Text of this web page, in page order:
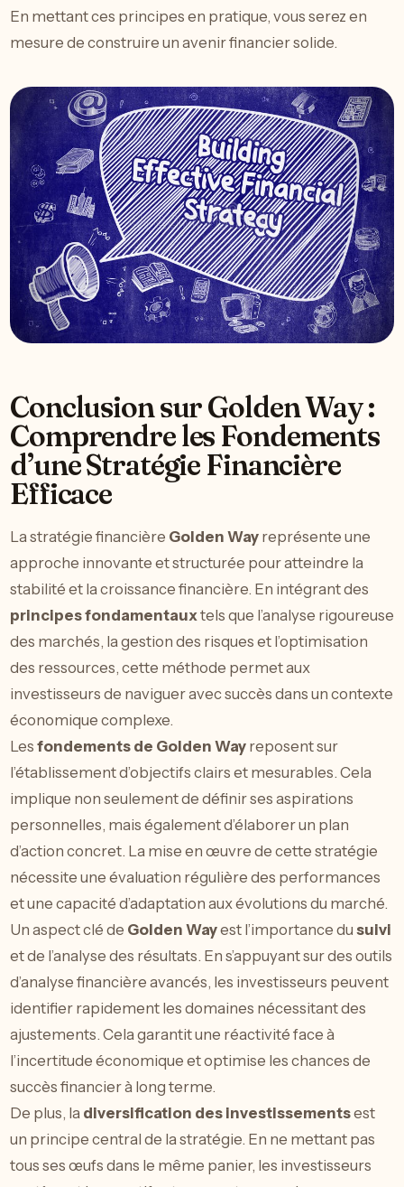
En mettant ces principes en pratique, vous serez en
mesure de construire un avenir financier solide.
Conclusion sur Golden Way :
Comprendre les Fondements
d’une Stratégie Financière
Efficace
La stratégie financière Golden Way représente une
approche innovante et structurée pour atteindre la
stabilité et la croissance financière. En intégrant des
principes fondamentauxtels que l’analyse rigoureuse
des marchés, la gestion des risques et l’optimisation
des ressources, cette méthode permet aux
investisseurs de naviguer avec succès dans un contexte
économique complexe.
Les fondements de Golden Way reposent sur
l’établissement d’objectifs clairs et mesurables. Cela
implique non seulement de définir ses aspirations
personnelles, mais également d’élaborer un plan
d’action concret. La mise en œuvre de cette stratégie
nécessite une évaluation régulière des performances
et une capacité d’adaptation aux évolutions du marché.
Un aspect clé de Golden Wayest l’importance du suivi
et de l’analyse des résultats. En s’appuyant sur des outils
d’analyse financière avancés, les investisseurs peuvent
identifier rapidement les domaines nécessitant des
ajustements. Cela garantit une réactivité face à
l’incertitude économique et optimise les chances de
succès financier à long terme.
De plus, la diversification des investissementsest
un principe central de la stratégie. En ne mettant pas
tous ses œufs dans le même panier, les investisseurs